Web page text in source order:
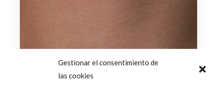
Gestionar el consentimiento de
las cookies